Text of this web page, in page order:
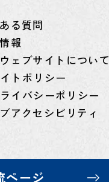
る質問
報
ェブサイトについて
トポリシー
イバシーポリシー
アクセシビリティ
ページ